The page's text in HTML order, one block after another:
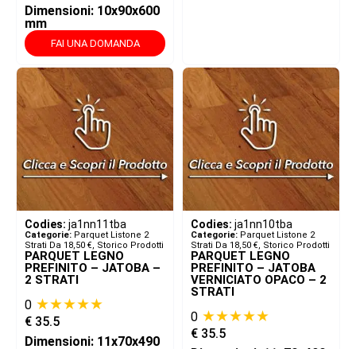
Dimensioni: 10x90x600
mm
FAI UNA DOMANDA
Codies: ja1nn11tba
Categorie: Parquet Listone 2
Strati Da 18,50 €, Storico Prodotti
PARQUET LEGNO
PREFINITO – JATOBA –
2 STRATI
0 ★★★★★
€ 35.5
Dimensioni: 11x70x490
Codies: ja1nn10tba
Categorie: Parquet Listone 2
Strati Da 18,50 €, Storico Prodotti
PARQUET LEGNO
PREFINITO – JATOBA
VERNICIATO OPACO – 2
STRATI
0 ★★★★★
€ 35.5